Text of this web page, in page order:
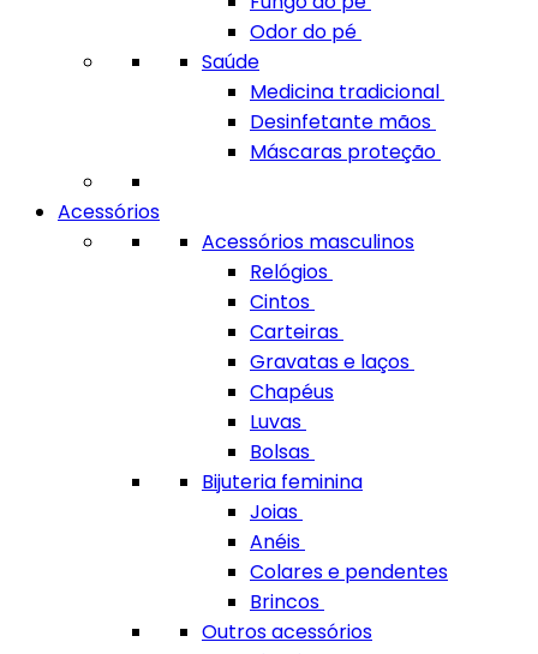
Odor do pé
Saúde
Medicina tradicional
Desinfetante mãos
Máscaras proteção
Acessórios
Acessórios masculinos
Relógios
Cintos
Carteiras
Gravatas e laços
Chapéus
Luvas
Bolsas
Bijuteria feminina
Joias
Anéis
Colares e pendentes
Brincos
Outros acessórios